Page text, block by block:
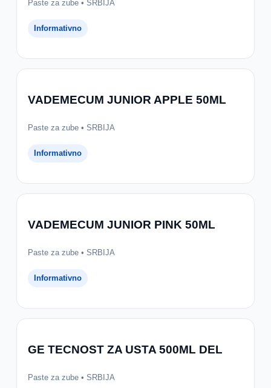
Paste za zube • SRBIJA
Informativno
VADEMECUM JUNIOR APPLE 50ML
Paste za zube • SRBIJA
Informativno
VADEMECUM JUNIOR PINK 50ML
Paste za zube • SRBIJA
Informativno
GE TECNOST ZA USTA 500ML DEL
Paste za zube • SRBIJA